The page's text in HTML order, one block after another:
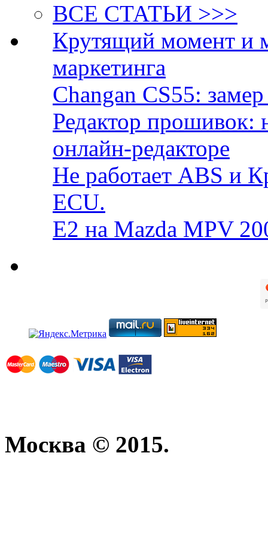
ВСЕ СТАТЬИ >>>
Крутящий момент и
маркетинга
Changan CS55:
Редактор прошивок:
онлайн-редакторе
Не работает ABS и
ECU.
E2 на Mazda MPV
Москва © 2015.